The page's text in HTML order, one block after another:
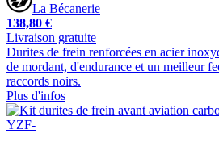
La Bécanerie
138,80 €
Livraison gratuite
Durites de frein renforcées en acier
de mordant, d'endurance et un meilleur
raccords noirs.
Plus d'infos